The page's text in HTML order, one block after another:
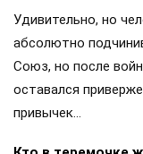
Удивительно, но
абсолютно
Союз, но после
оставался
привычек…